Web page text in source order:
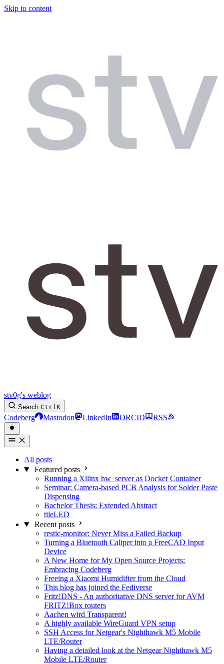
Skip to content
stv0g's weblog
Search CtrlK
Codeberg Mastodon LinkedIn ORCID RSS
All posts
Featured posts
Running a Xilinx hw_server as Docker Container
Seminar: Camera-based PCB Analysis for Solder Paste
Dispensing
Bachelor Thesis: Extended Abstract
tileLED
Recent posts
restic-monitor: Never Miss a Failed Backup
Turning a Bluetooth Caliper into a FreeCAD Input
Device
A New Home for My Open Source Projects:
Embracing Codeberg
Freeing a Xiaomi Humidifier from the Cloud
This blog has joined the Fediverse
Fritz!DNS - An authoritative DNS server for AVM
FRITZ!Box routers
Aachen wird Transparent!
A highly available WireGuard VPN setup
SSH Access for Netgear's Nighthawk M5 Mobile
LTE/Router
Having a detailed look at the Netgear Nighthawk M5
Mobile LTE/Router